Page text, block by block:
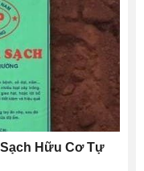
Hữu Cơ Tự